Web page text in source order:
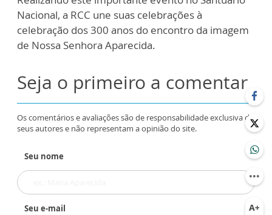
Nacional, a RCC une suas celebrações à
celebração dos 300 anos do encontro da imagem
de Nossa Senhora Aparecida.
Seja o primeiro a comentar
Os comentários e avaliações são de responsabilidade exclusiva de
seus autores e não representam a opinião do site.
Seu nome
Seu e-mail